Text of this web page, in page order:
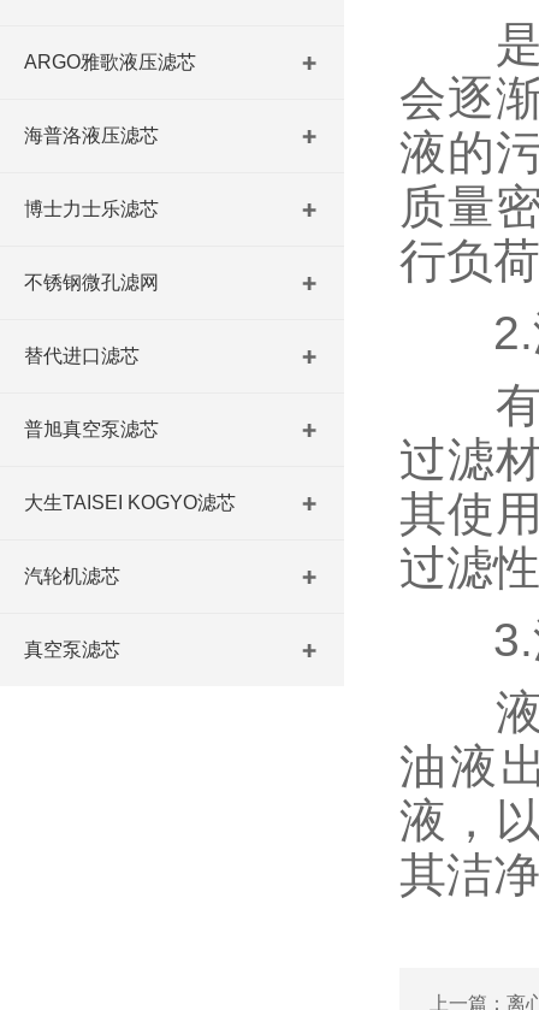
ARGO雅歌液压滤芯
海普洛液压滤芯
博士力士乐滤芯
不锈钢微孔滤网
替代进口滤芯
普旭真空泵滤芯
大生TAISEI KOGYO滤芯
汽轮机滤芯
真空泵滤芯
是
会逐
液的
质量
行负
2.
有
过滤
其使
过滤
3.油
液
油液
液，
其洁
上一篇： 离